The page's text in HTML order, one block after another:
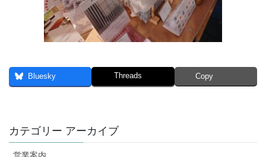
Bluesky Threads Copy
カテゴリー アーカイブ